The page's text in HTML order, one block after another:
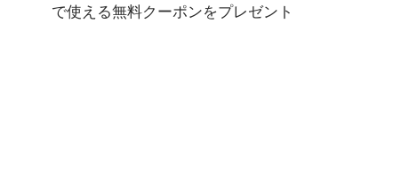
で使える無料クーポンをプレゼント